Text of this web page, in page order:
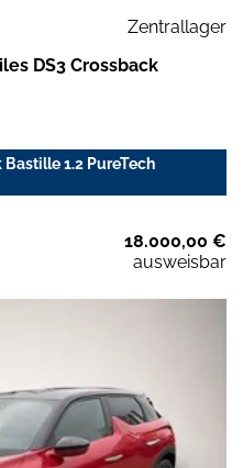
Zentrallager
DS3 Crossback
1.2 PureTech
18.000,00 €
ausweisbar